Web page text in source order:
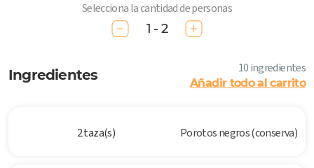
Selecciona la cantidad de personas
1 - 2
Ingredientes 10 ingredientes
Añadir todo al carrito
2 taza(s) Porotos negros (conserva)